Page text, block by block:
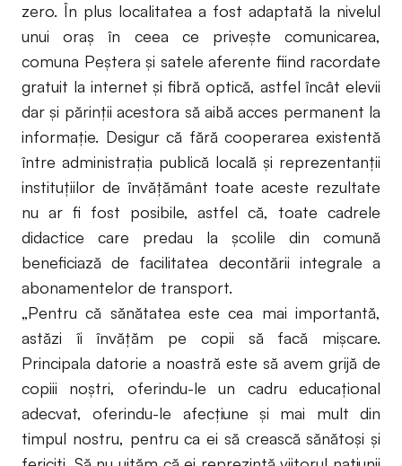
zero. În plus localitatea a fost adaptată la nivelul
unui oraş în ceea ce priveşte comunicarea,
comuna Peştera şi satele aferente fiind racordate
gratuit la internet şi fibră optică, astfel încât elevii
dar şi părinţii acestora să aibă acces permanent la
informaţie. Desigur că fără cooperarea existentă
între administraţia publică locală şi reprezentanţii
instituţiilor de învăţământ toate aceste rezultate
nu ar fi fost posibile, astfel că, toate cadrele
didactice care predau la școlile din comună
beneficiază de facilitatea decontării integrale a
abonamentelor de transport.
„Pentru că sănătatea este cea mai importantă,
astăzi îi învăţăm pe copii să facă mișcare.
Principala datorie a noastră este să avem grijă de
copiii noştri, oferindu-le un cadru educaţional
adecvat, oferindu-le afecţiune şi mai mult din
timpul nostru, pentru ca ei să crească sănătoşi şi